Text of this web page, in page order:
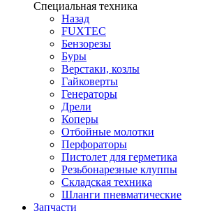
Специальная техника
Назад
FUXTEC
Бензорезы
Буры
Верстаки, козлы
Гайковерты
Генераторы
Дрели
Коперы
Отбойные молотки
Перфораторы
Пистолет для герметика
Резьбонарезные клуппы
Складская техника
Шланги пневматические
Запчасти